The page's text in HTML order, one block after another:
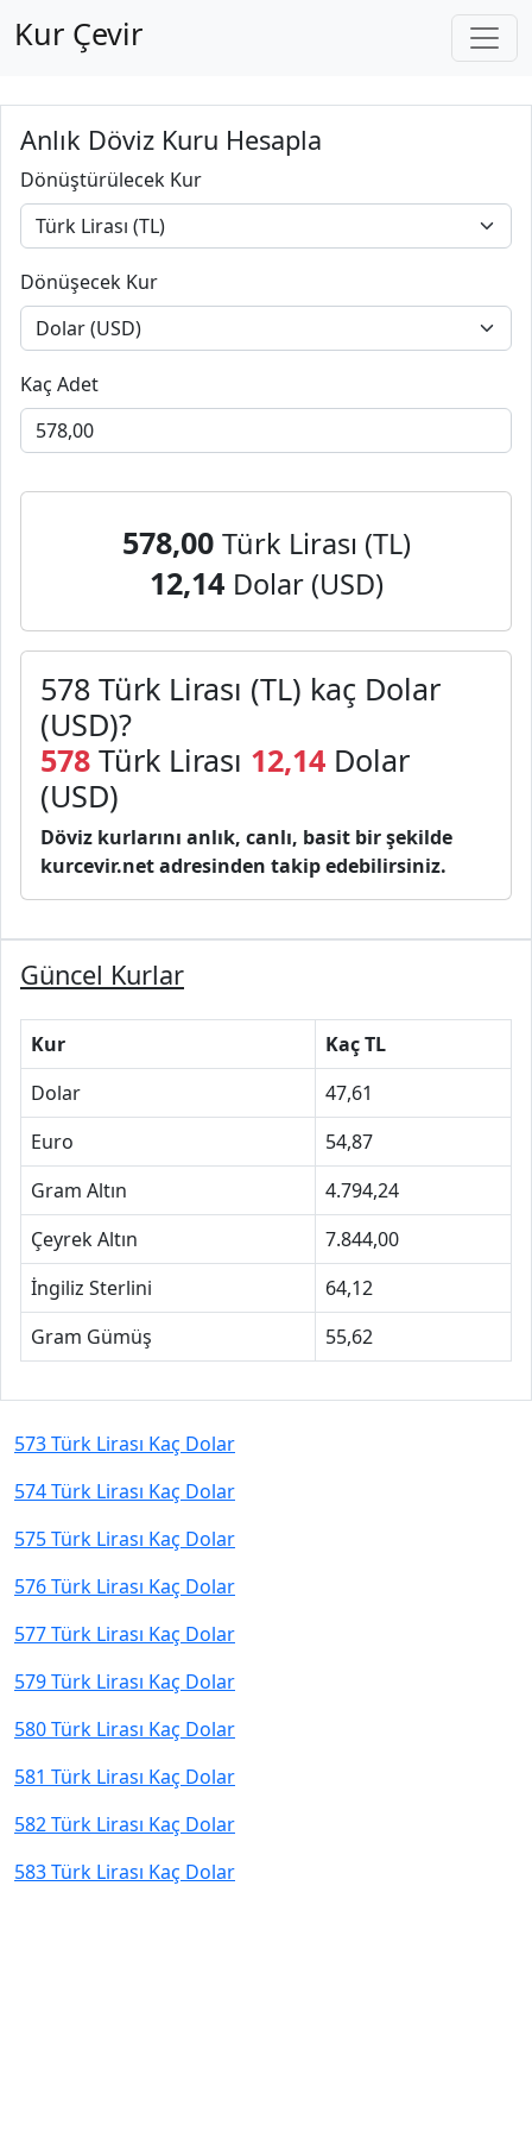
Kur Çevir
Anlık Döviz Kuru Hesapla
Dönüştürülecek Kur
Dönüşecek Kur
Kaç Adet
578,00 Türk Lirası (TL)
12,14 Dolar (USD)
578 Türk Lirası (TL) kaç Dolar
(USD)?
578 Türk Lirası 12,14 Dolar
(USD)
Döviz kurlarını anlık, canlı, basit bir şekilde
kurcevir.net adresinden takip edebilirsiniz.
Güncel Kurlar
Kur
Kaç TL
Dolar
47,61
Euro
54,87
Gram Altın
4.794,24
Çeyrek Altın
7.844,00
İngiliz Sterlini
64,12
Gram Gümüş
55,62
573 Türk Lirası Kaç Dolar
574 Türk Lirası Kaç Dolar
575 Türk Lirası Kaç Dolar
576 Türk Lirası Kaç Dolar
577 Türk Lirası Kaç Dolar
579 Türk Lirası Kaç Dolar
580 Türk Lirası Kaç Dolar
581 Türk Lirası Kaç Dolar
582 Türk Lirası Kaç Dolar
583 Türk Lirası Kaç Dolar